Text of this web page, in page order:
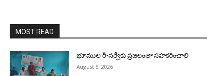
MOST READ
భూముల రీ-సర్వేకు ప్రజలంతా సహకరించాలి
August 5, 2026